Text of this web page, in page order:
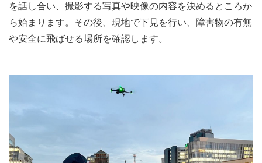
を話し合い、撮影する写真や映像の内容を決めるところか
ら始まります。その後、現地で下見を行い、障害物の有無
や安全に飛ばせる場所を確認します。